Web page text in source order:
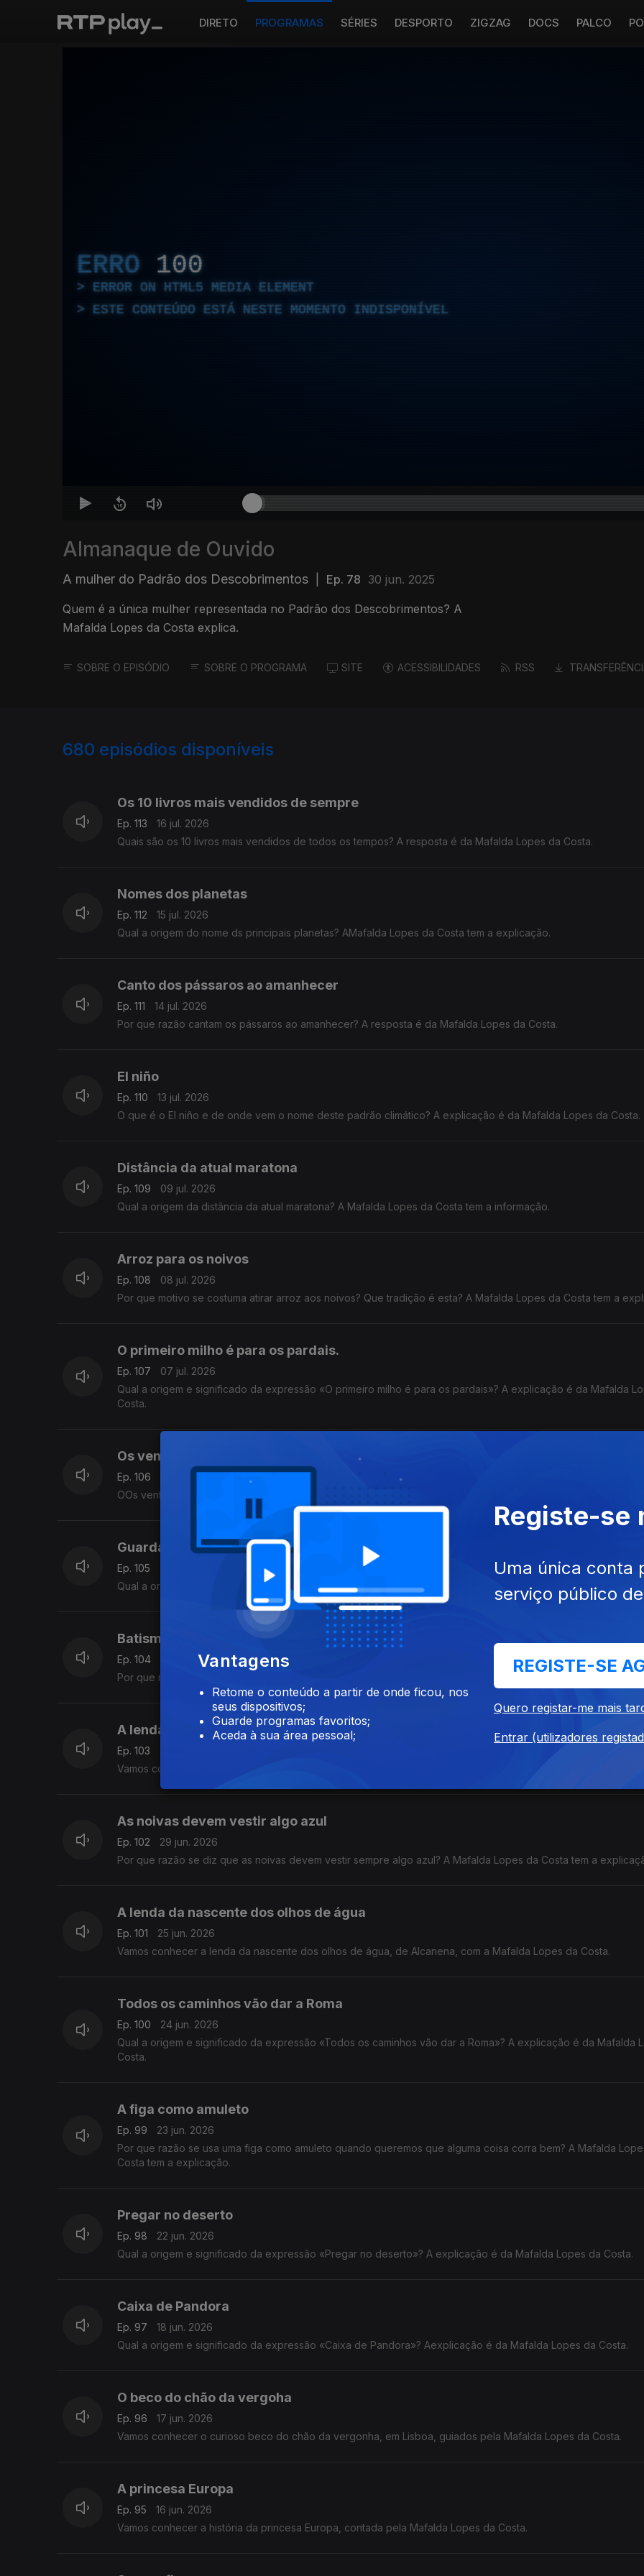
DIRETO PROGRAMAS SÉRIES DESPORTO ZIGZAG DOCS PALCO
ERRO 100
ERROR ON HTML5 MEDIA ELEMENT
ESTE CONTEÚDO ESTÁ NESTE MOMENTO INDISPONÍVEL
Almanaque de Ouvido
A mulher do Padrão dos Descobrimentos Ep. 78 30 jun. 2025
Quem é a única mulher representada no Padrão dos Descobrimentos? A
Mafalda Lopes da Costa explica.
SOBRE O EPISÓDIO SOBRE O PROGRAMA SITE ACESSIBILIDADES RSS
680 episódios disponíveis
Os 10 livros mais vendidos de sempre
Ep. 113
16 jul. 2026
Quais são os 10 livros mais vendidos de todos os tempos? A resposta é da Mafalda Lopes da Costa.
Nomes dos planetas
Ep. 112
15 jul. 2026
Qual a origem do nome ds principais planetas? AMafalda Lopes da Costa tem a explicação.
Canto dos pássaros ao amanhecer
Ep. 111
14 jul. 2026
Por que razão cantam os pássaros ao amanhecer? A resposta é da Mafalda Lopes da Costa.
El niño
Ep. 110
13 jul. 2026
O que é o El niño e de onde vem o nome deste padrão climático? A explicação é da Mafalda Lopes da Costa.
Distância da atual maratona
Ep. 109
09 jul. 2026
Qual a origem da distância da atual maratona? A Mafalda Lopes da Costa tem a informação.
Arroz para os noivos
Ep. 108
08 jul. 2026
Por que motivo se costuma atirar arroz aos noivos? Que tradição é esta? A Mafalda Lopes da Costa tem a
O primeiro milho é para os pardais.
Ep. 107
07 jul. 2026
Qual a origem e significado da expressão «O primeiro milho é para os pardais»? A explicação é da Mafalda
Costa.
Os ventos na mitologia grega.
Ep. 106
06 jul. 2026
OOs ventos na mitologia grega. O que se diz sobre isto? A Mafalda Lopes da Costa tem a explicação.
Guarda suíça do Vaticano
Ep. 105
Qual a origem da guarda suíça do Vaticano? A explicação é da Mafalda Lopes da Costa.
Batismo de navios
Ep. 104
01 jul. 2026
Por que razão se batizam os navios partindo uma garrafa no casco? A Mafalda Lopes da Costa tem a
A lenda de Loulé
Ep. 103
Vamos conhecer a lenda de Loulé contada pela Mafalda Lopes da Costa.
As noivas devem vestir algo azul
Ep. 102
29 jun. 2026
Por que razão se diz que as noivas devem vestir sempre algo azul? A Mafalda Lopes da Costa tem a
A lenda da nascente dos olhos de água
Ep. 101
25 jun. 2026
Vamos conhecer a lenda da nascente dos olhos de água, de Alcanena, com a Mafalda Lopes da Costa.
Todos os caminhos vão dar a Roma
Ep. 100
24 jun. 2026
Qual a origem e significado da expressão «Todos os caminhos vão dar a Roma»? A explicação é da Mafalda
Costa.
A figa como amuleto
Ep. 99
23 jun. 2026
Por que razão se usa uma figa como amuleto quando queremos que alguma coisa corra bem? A Mafalda
Costa tem a explicação.
Pregar no deserto
Ep. 98
22 jun. 2026
Qual a origem e significado da expressão «Pregar no deserto»? A explicação é da Mafalda Lopes da Costa.
Caixa de Pandora
Ep. 97
18 jun. 2026
Qual a origem e significado da expressão «Caixa de Pandora»? Aexplicação é da Mafalda Lopes da Costa.
O beco do chão da vergoha
Ep. 96
17 jun. 2026
Vamos conhecer o curioso beco do chão da vergonha, em Lisboa, guiados pela Mafalda Lopes da Costa.
A princesa Europa
Ep. 95
16 jun. 2026
Vamos conhecer a história da princesa Europa, contada pela Mafalda Lopes da Costa.
Vantagens
Retome o conteúdo a partir de onde ficou, nos
seus dispositivos;
Guarde programas favoritos;
Aceda à sua área pessoal;
Registe-se
Uma única conta
serviço público
REGISTE-SE
Quero registar-me mais
Entrar (utilizadores